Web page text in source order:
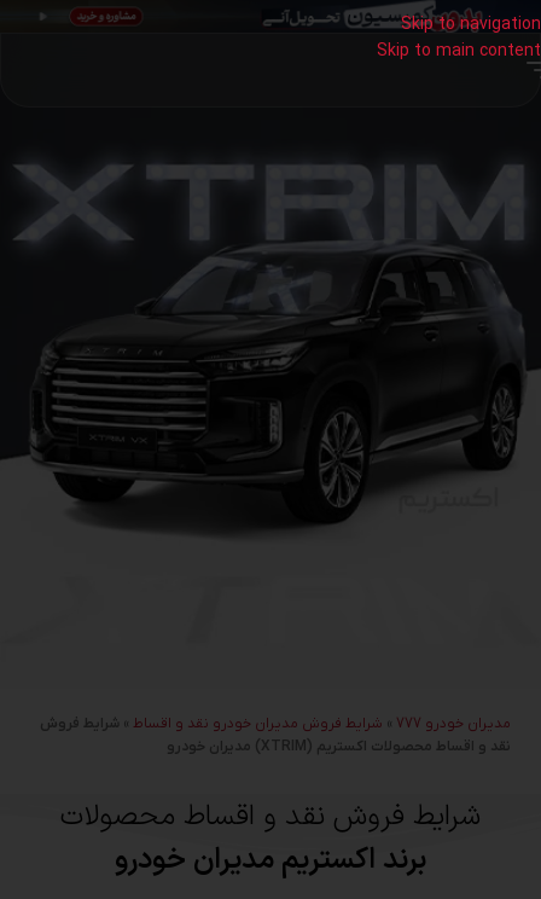
Skip to navigation
Skip to main content
مدیران خودرو 777 » شرایط فروش مدیران خودرو نقد و اقساط » شرایط فروش
نقد و اقساط محصولات اکستریم (XTRIM) مدیران خودرو
شرایط فروش نقد و اقساط محصولات
برند اکستریم مدیران خودرو